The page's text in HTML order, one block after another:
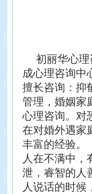
初丽华心
成心理咨询中
擅长咨询：抑
管理，婚姻家
心理咨询。对
在对婚外遇家
丰富的经验。
人在不满中，
泄，睿智的人
人说话的时候